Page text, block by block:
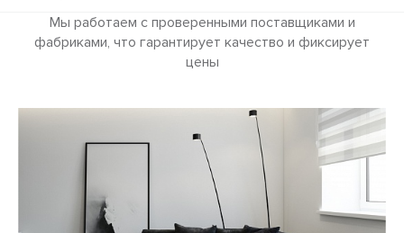
Мы работаем с проверенными поставщиками и
фабриками, что гарантирует качество и фиксирует
цены